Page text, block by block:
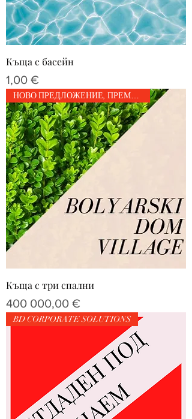
Къща с басейн
Цена
1,00 €
НОВО ПРЕДЛОЖЕНИЕ, ПРЕМИУМ
Къща с три спални
Цена
400 000,00 €
BD CORPORATE SOLUTIONS